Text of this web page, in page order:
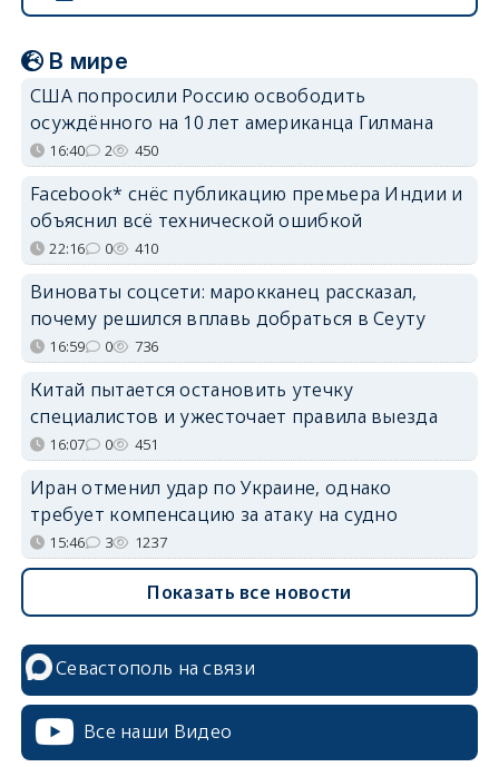
В мире
США попросили Россию освободить
осуждённого на 10 лет американца Гилмана
16:40 2 450
Facebook* снёс публикацию премьера Индии и
объяснил всё технической ошибкой
22:16 0 410
Виноваты соцсети: марокканец рассказал,
почему решился вплавь добраться в Сеуту
16:59 0 736
Китай пытается остановить утечку
специалистов и ужесточает правила выезда
16:07 0 451
Иран отменил удар по Украине, однако
требует компенсацию за атаку на судно
15:46 3 1237
Показать все новости
Севастополь на связи
Все наши Видео